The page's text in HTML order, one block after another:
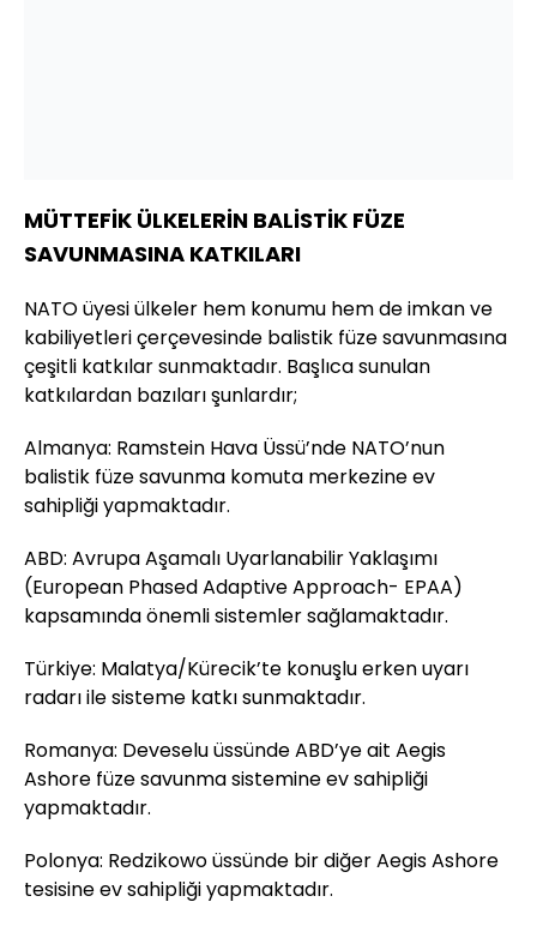
MÜTTEFİK ÜLKELERİN BALİSTİK FÜZE
SAVUNMASINA KATKILARI
NATO üyesi ülkeler hem konumu hem de imkan ve
kabiliyetleri çerçevesinde balistik füze savunmasına
çeşitli katkılar sunmaktadır. Başlıca sunulan
katkılardan bazıları şunlardır;
Almanya: Ramstein Hava Üssü’nde NATO’nun
balistik füze savunma komuta merkezine ev
sahipliği yapmaktadır.
ABD: Avrupa Aşamalı Uyarlanabilir Yaklaşımı
(European Phased Adaptive Approach- EPAA)
kapsamında önemli sistemler sağlamaktadır.
Türkiye: Malatya/Kürecik’te konuşlu erken uyarı
radarı ile sisteme katkı sunmaktadır.
Romanya: Deveselu üssünde ABD’ye ait Aegis
Ashore füze savunma sistemine ev sahipliği
yapmaktadır.
Polonya: Redzikowo üssünde bir diğer Aegis Ashore
tesisine ev sahipliği yapmaktadır.